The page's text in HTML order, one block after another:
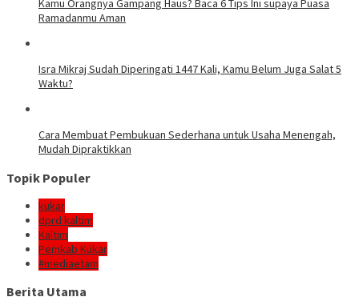
Kamu Orangnya Gampang Haus? Baca 6 Tips Ini supaya Puasa
Ramadanmu Aman
Isra Mikraj Sudah Diperingati 1447 Kali, Kamu Belum Juga Salat 5
Waktu?
Cara Membuat Pembukuan Sederhana untuk Usaha Menengah,
Mudah Dipraktikkan
Topik Populer
kukar
dprd kaltim
Kaltim
Pemkab Kukar
#mediaetam
Berita Utama